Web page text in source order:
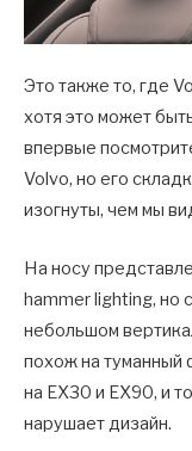
Это также то, где
хотя это может
впервые
Volvo, но его
изогнуты, чем мы
На носу
hammer lighting, но
небольшом
похож на туманный
на EX30 и EX90, и
нарушает дизайн.